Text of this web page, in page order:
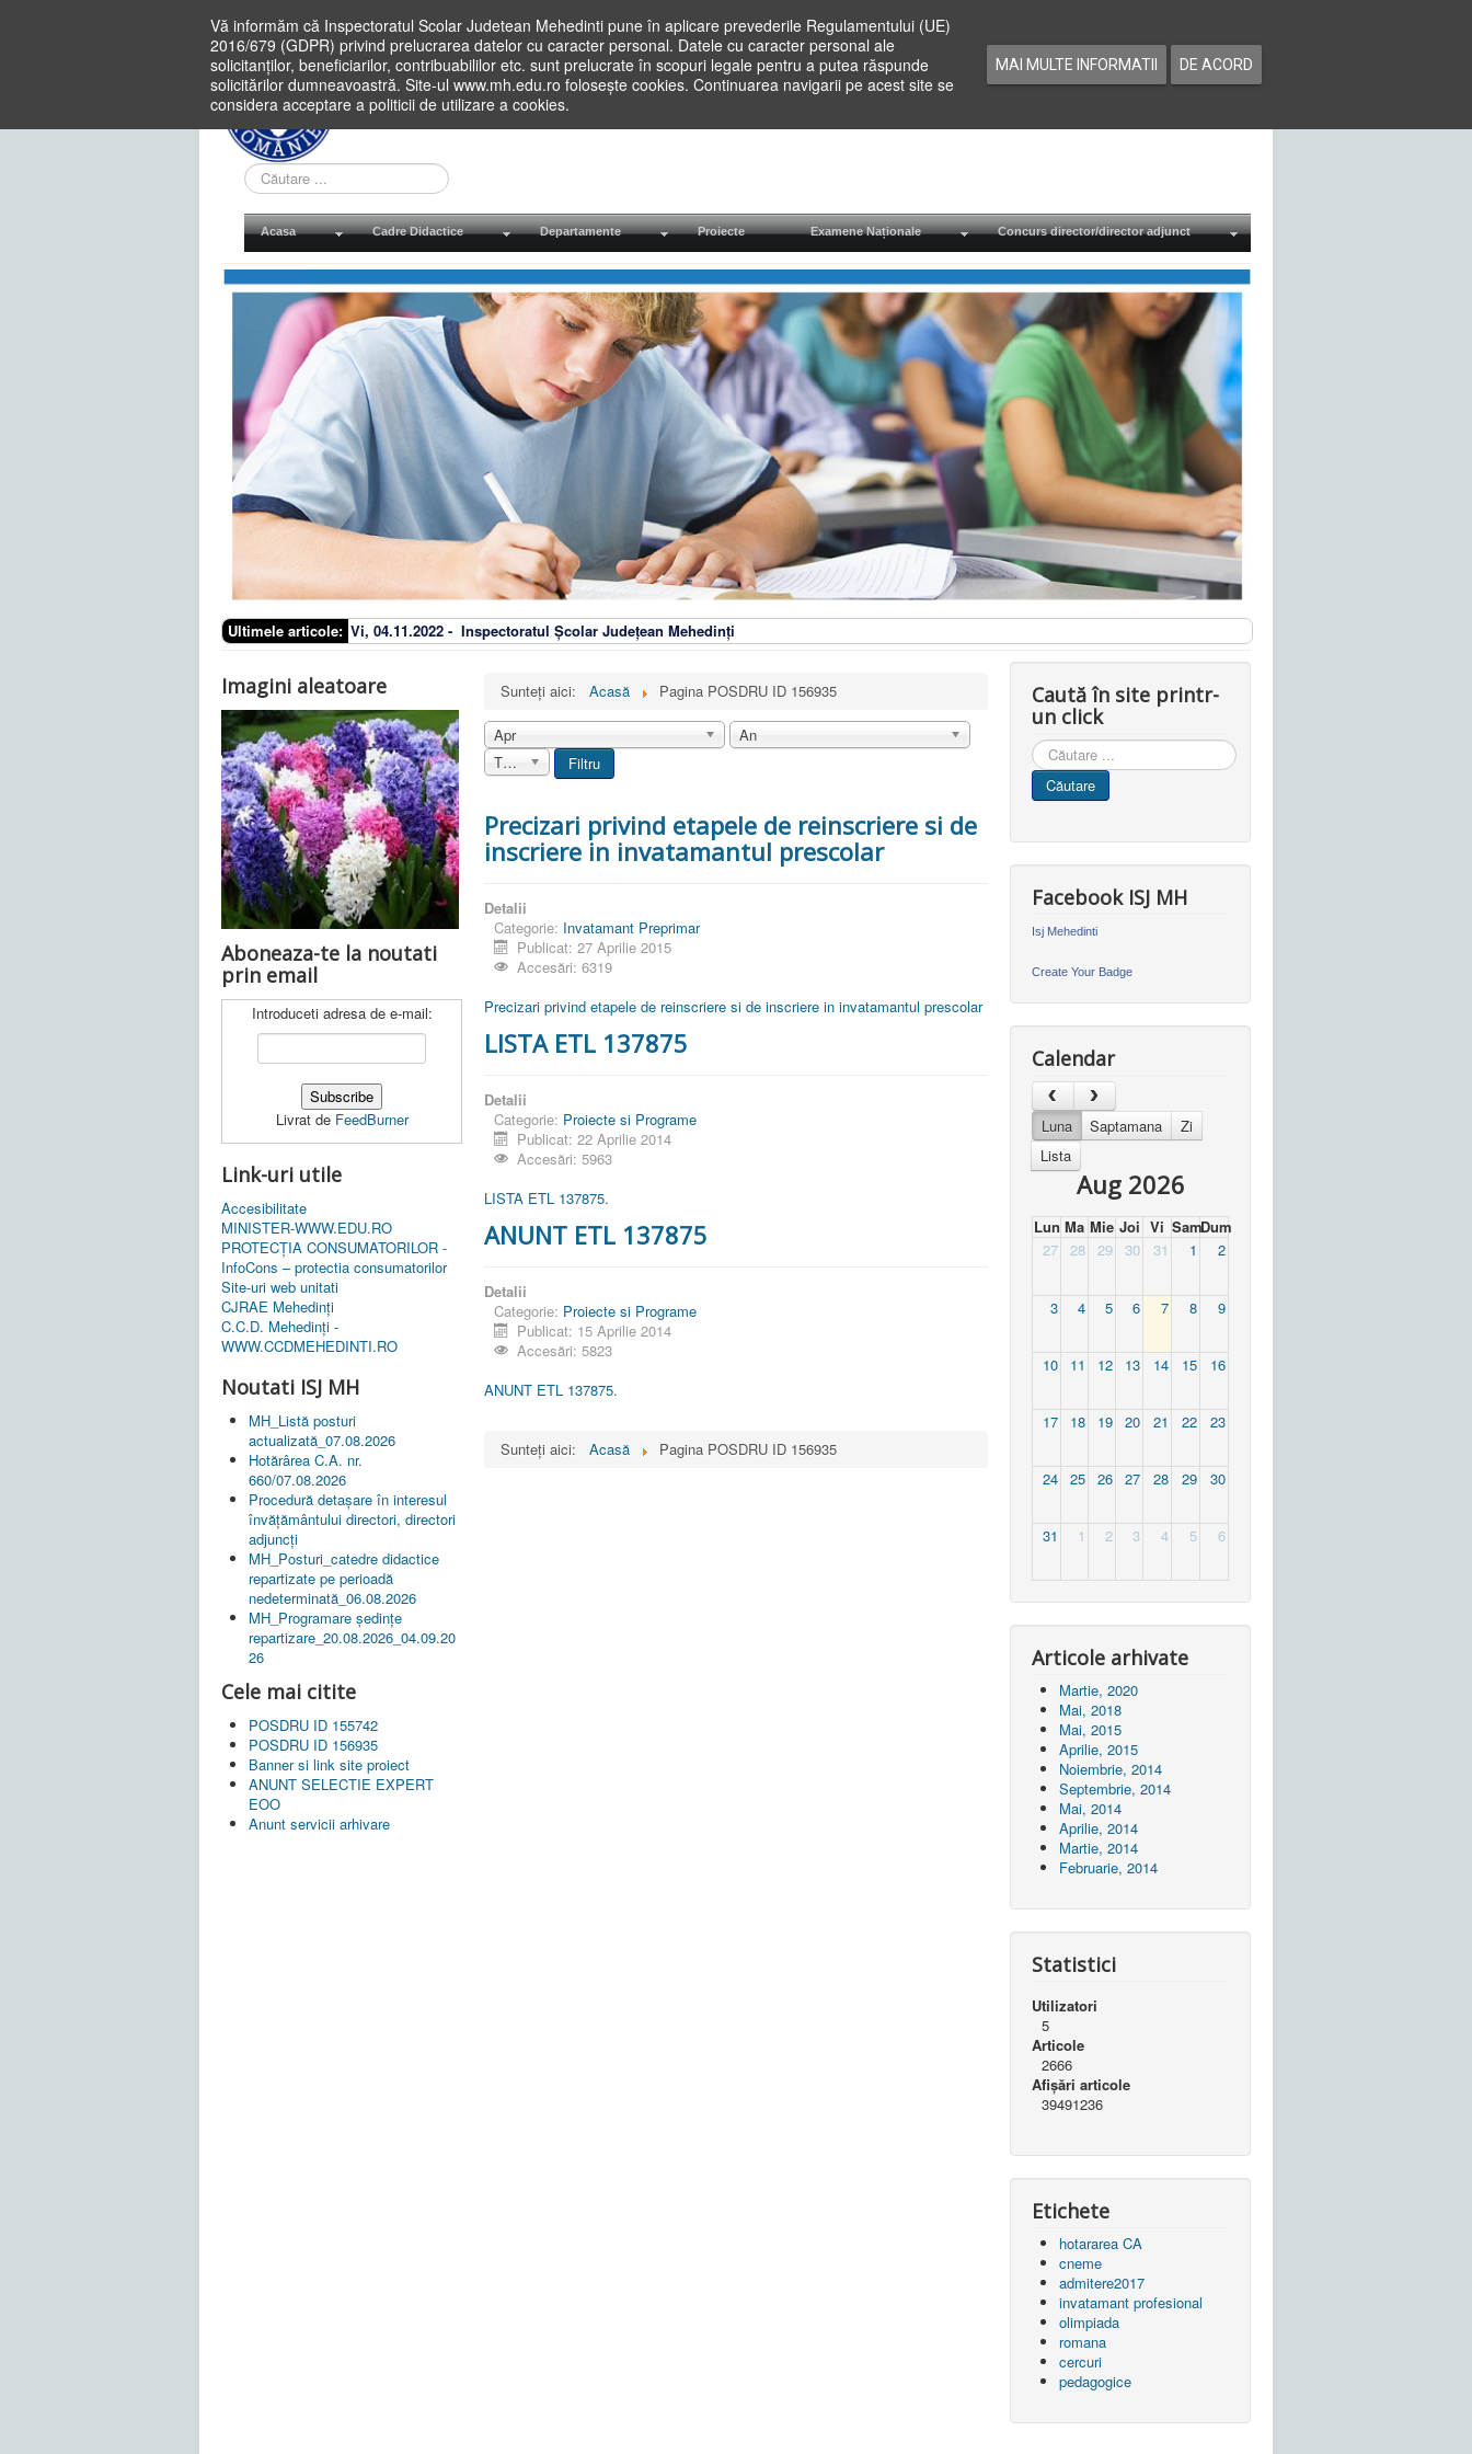
Vă informăm că Inspectoratul Scolar Judetean Mehedinti pune în aplicare prevederile Regulamentului (UE)
2016/679 (GDPR) privind prelucrarea datelor cu caracter personal. Datele cu caracter personal ale
solicitanților, beneficiarilor, contribuabililor etc. sunt prelucrate în scopuri legale pentru a putea răspunde
solicitărilor dumneavoastră. Site-ul www.mh.edu.ro folosește cookies. Continuarea navigarii pe acest site se
considera acceptare a politicii de utilizare a cookies.
MAI MULTE INFORMATII DE ACORD
Cauta
in
site
Acasa Cadre Didactice Departamente Proiecte Examene Naționale Concurs director/director adjunct
Ultimele articole: Vi, 04.11.2022 - Inspectoratul Școlar Județean Mehedinți
Imagini aleatoare
Aboneaza-te la noutati
prin email
Introduceti adresa de e-mail:
Livrat de FeedBurner
Link-uri utile
Accesibilitate
MINISTER-WWW.EDU.RO
PROTECȚIA CONSUMATORILOR -
InfoCons – protectia consumatorilor
Site-uri web unitati
CJRAE Mehedinți
C.C.D. Mehedinţi -
WWW.CCDMEHEDINTI.RO
Noutati ISJ MH
MH_Listă posturi
actualizată_07.08.2026
Hotărârea C.A. nr.
660/07.08.2026
Procedură detașare în interesul
învățământului directori, directori
adjuncți
MH_Posturi_catedre didactice
repartizate pe perioadă
nedeterminată_06.08.2026
MH_Programare ședințe
repartizare_20.08.2026_04.09.20
26
Cele mai citite
POSDRU ID 155742
POSDRU ID 156935
Banner si link site proiect
ANUNT SELECTIE EXPERT
EOO
Anunt servicii arhivare
Sunteți aici: Acasă Pagina POSDRU ID 156935
Apr
An
Toate
Filtru
Precizari privind etapele de reinscriere si de
inscriere in invatamantul prescolar
Detalii
Categorie: Invatamant Preprimar
Publicat: 27 Aprilie 2015
Accesări: 6319
Precizari privind etapele de reinscriere si de inscriere in invatamantul prescolar
LISTA ETL 137875
Detalii
Categorie: Proiecte si Programe
Publicat: 22 Aprilie 2014
Accesări: 5963
LISTA ETL 137875.
ANUNT ETL 137875
Detalii
Categorie: Proiecte si Programe
Publicat: 15 Aprilie 2014
Accesări: 5823
ANUNT ETL 137875.
Sunteți aici: Acasă Pagina POSDRU ID 156935
Caută în site printr-
un click
Cauta
in
site
Căutare
Facebook ISJ MH
Isj Mehedinti
Create Your Badge
Calendar
Luna Saptamana
Zi
Lista
Aug 2026
Lun Ma Mie Joi Vi SamDum
27
28 29 30 31 1 2
3 4 5 6 7 8 9
10 11 12 13 14 15 16
17 18 19 20 21 22 23
24 25 26 27 28 29 30
31 1 2 3 4 5 6
Articole arhivate
Martie, 2020
Mai, 2018
Mai, 2015
Aprilie, 2015
Noiembrie, 2014
Septembrie, 2014
Mai, 2014
Aprilie, 2014
Martie, 2014
Februarie, 2014
Statistici
Utilizatori
5
Articole
2666
Afișări articole
39491236
Etichete
hotararea CA
cneme
admitere2017
invatamant profesional
olimpiada
romana
cercuri
pedagogice